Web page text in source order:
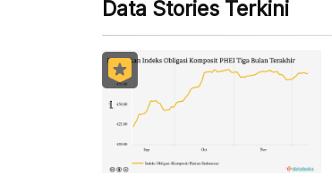
Data Stories Terkini